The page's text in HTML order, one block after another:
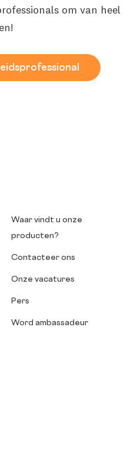
om van heel
Waar vindt u onze
producten?
Contacteer ons
Onze vacatures
Pers
Word ambassadeur
Instagram
sur Youtube